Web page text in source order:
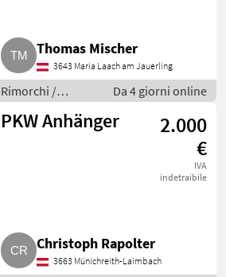
Thomas Mischer
3643 Maria Laach am Jauerling
Rimorchi /
Rimorchi per auto
Da 4 giorni online
PKW Anhänger
2.000
€
IVA
indetraibile
Christoph Rapolter
3663 Münichreith-Laimbach